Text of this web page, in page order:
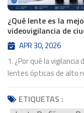
¿Qué lente es la
videovigilancia de
APR 30, 2026
1. ¿Por qué la
lentes ópticas de alto
urbanos se vuelven
sistemas de vigilancia
evolucionando desde
ETIQUETAS :